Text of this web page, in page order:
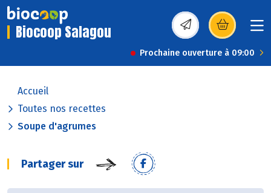
Biocoop Salagou (s’ouvre dans une
Prochaine ouverture à 09:00
Accueil
Toutes nos recettes
Soupe d'agrumes
Partager sur